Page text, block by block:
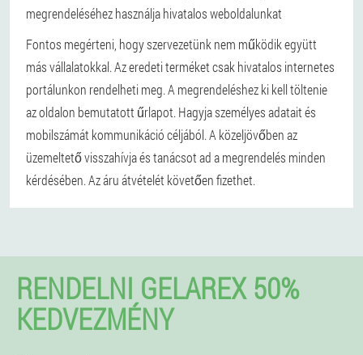
megrendeléséhez használja hivatalos weboldalunkat
Fontos megérteni, hogy szervezetünk nem működik együtt
más vállalatokkal. Az eredeti terméket csak hivatalos internetes
portálunkon rendelheti meg. A megrendeléshez ki kell töltenie
az oldalon bemutatott űrlapot. Hagyja személyes adatait és
mobilszámát kommunikáció céljából. A közeljövőben az
üzemeltető visszahívja és tanácsot ad a megrendelés minden
kérdésében. Az áru átvételét követően fizethet.
RENDELNI GELAREX 50%
KEDVEZMÉNY